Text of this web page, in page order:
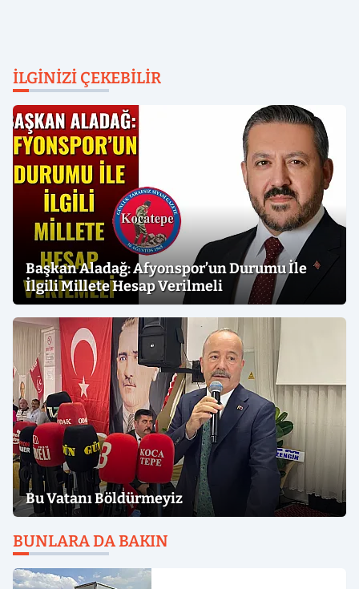
İLGINIZI ÇEKEBILIR
Başkan Aladağ: Afyonspor’un Durumu İle
İlgili Millete Hesap Verilmeli
Bu Vatanı Böldürmeyiz
BUNLARA DA BAKIN